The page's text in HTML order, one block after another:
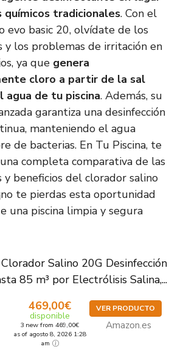
químicos tradicionales. Con el
evo basic 20, olvídate de los
y los problemas de irritación en
ya que genera
cloro a partir de la sal
agua de tu piscina. Además, su
garantiza una desinfección
manteniendo el agua
de bacterias. En Tu Piscina, te
completa comparativa de las
y beneficios del clorador salino
te pierdas esta oportunidad
una piscina limpia y segura
Salino 20G Desinfección
85 m³ por Electrólisis Salina,...
469,00€
disponible
3 new from 469,00€
as of agosto 8, 2026 1:28
am
VER PRODUCTO
Amazon.es